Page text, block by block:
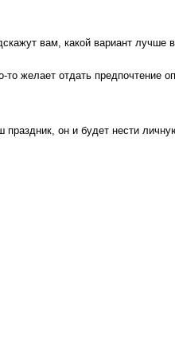
вам, какой вариант лучше
желает отдать предпочтение
он и будет нести